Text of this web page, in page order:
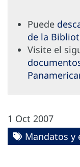
Puede
de la
Visite el
1 Oct 2007
Mandatos y